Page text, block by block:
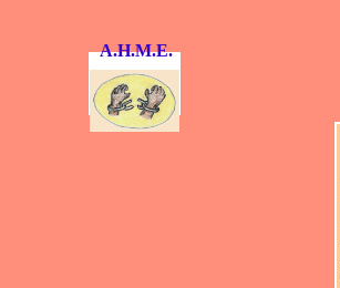
A.H.M.E.